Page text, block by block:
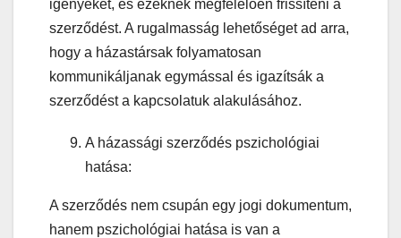
igényeket, és ezeknek megfelelően frissíteni a
szerződést. A rugalmasság lehetőséget ad arra,
hogy a házastársak folyamatosan
kommunikáljanak egymással és igazítsák a
szerződést a kapcsolatuk alakulásához.
A házassági szerződés pszichológiai
hatása:
A szerződés nem csupán egy jogi dokumentum,
hanem pszichológiai hatása is van a